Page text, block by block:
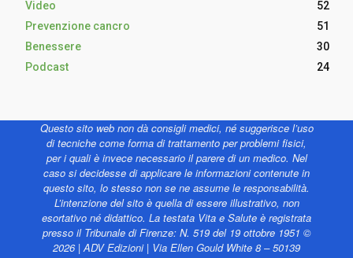
Video
52
Prevenzione cancro
51
Benessere
30
Podcast
24
Questo sito web non dà consigli medici, né suggerisce l’uso
di tecniche come forma di trattamento per problemi fisici,
per i quali è invece necessario il parere di un medico. Nel
caso si decidesse di applicare le informazioni contenute in
questo sito, lo stesso non se ne assume le responsabilità.
L’intenzione del sito è quella di essere illustrativo, non
esortativo né didattico. La testata Vita e Salute è registrata
presso il Tribunale di Firenze: N. 519 del 19 ottobre 1951 ©
2026 | ADV Edizioni | Via Ellen Gould White 8 – 50139